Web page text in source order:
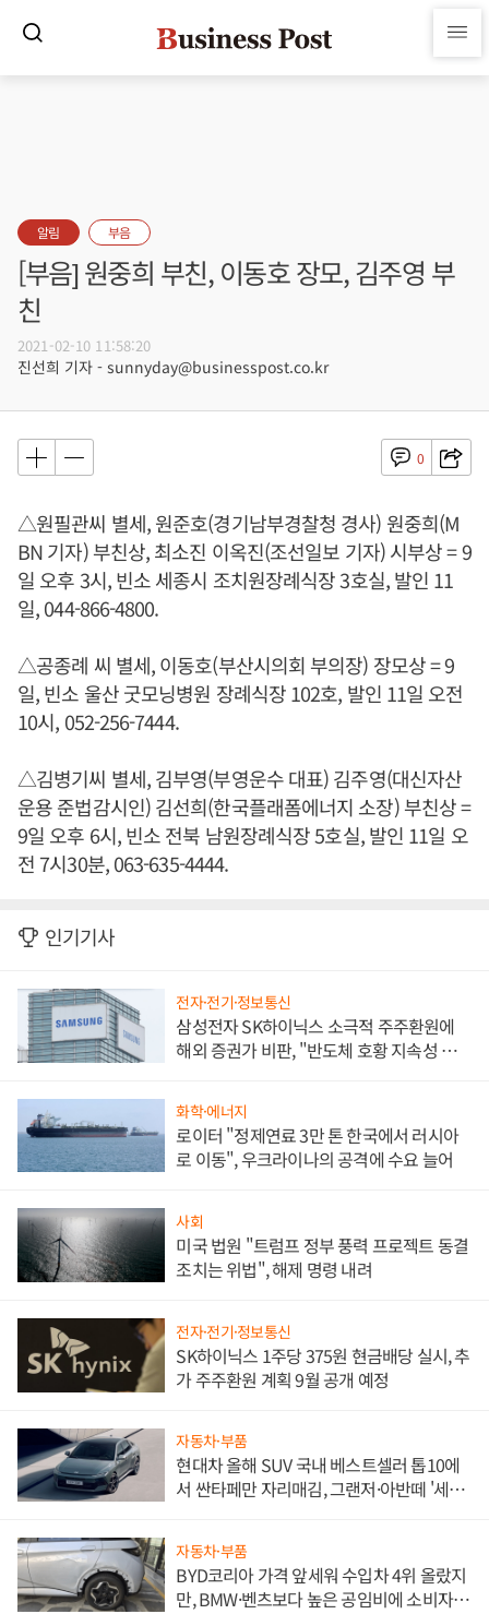
알림 부음
[부음] 원중희 부친, 이동호 장모, 김주영 부
친
2021-02-10 11:58:20
진선희 기자 - sunnyday@businesspost.co.kr
0
△원필관씨 별세, 원준호(경기남부경찰청 경사) 원중희(M
BN 기자) 부친상, 최소진 이옥진(조선일보 기자) 시부상 = 9
일 오후 3시, 빈소 세종시 조치원장례식장 3호실, 발인 11
일, 044-866-4800.
△공종례 씨 별세, 이동호(부산시의회 부의장) 장모상 = 9
일, 빈소 울산 굿모닝병원 장례식장 102호, 발인 11일 오전
10시, 052-256-7444.
△김병기씨 별세, 김부영(부영운수 대표) 김주영(대신자산
운용 준법감시인) 김선희(한국플래폼에너지 소장) 부친상 =
9일 오후 6시, 빈소 전북 남원장례식장 5호실, 발인 11일 오
전 7시30분, 063-635-4444.
인기기사
전자·전기·정보통신
삼성전자 SK하이닉스 소극적 주주환원에
해외 증권가 비판, "반도체 호황 지속성 의
화학·에너지
로이터 "정제연료 3만 톤 한국에서 러시아
로 이동", 우크라이나의 공격에 수요 늘어
사회
미국 법원 "트럼프 정부 풍력 프로젝트 동결
조치는 위법", 해제 명령 내려
전자·전기·정보통신
SK하이닉스 1주당 375원 현금배당 실시, 추
가 주주환원 계획 9월 공개 예정
자동차·부품
현대차 올해 SUV 국내 베스트셀러 톱10에
서 싼타페만 자리매김, 그랜저·아반떼 '세단
자동차·부품
BYD코리아 가격 앞세워 수입차 4위 올랐지
만, BMW·벤츠보다 높은 공임비에 소비자